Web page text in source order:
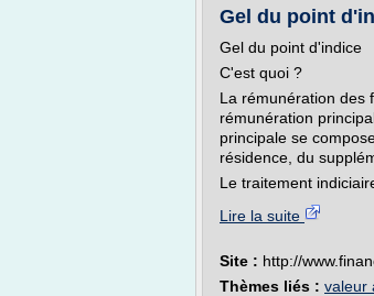
Gel du point
Gel du point d'indice
C'est quoi ?
La rémunération des
rémunération
principale se
résidence, du
Le traitement
Lire la suite
Site : http://
Thèmes liés : valeur